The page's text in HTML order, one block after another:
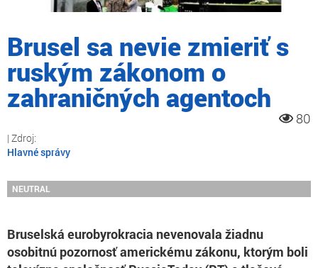
Brusel sa nevie zmieriť s
ruským zákonom o
zahraničných agentoch
80
Hlavné správy
NEUTRAL
Bruselská eurobyrokracia nevenovala žiadnu
osobitnú pozornosť americkému zákonu, ktorým boli